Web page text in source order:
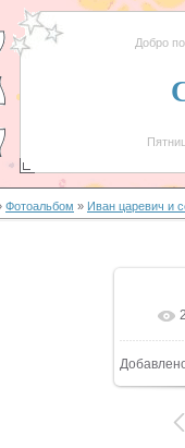
Добро
Фотоальбом » Иван царевич и